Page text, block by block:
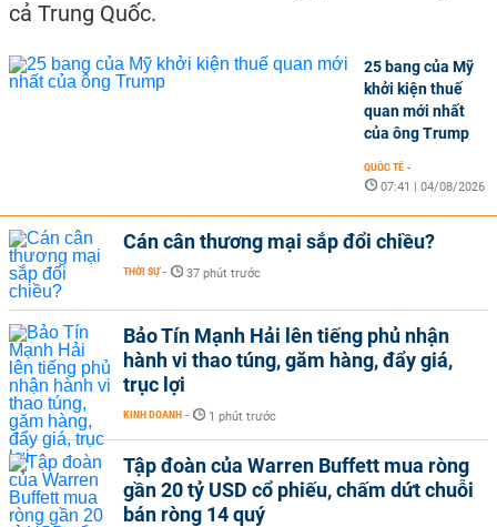
cả Trung Quốc.
25 bang của Mỹ
khởi kiện thuế
quan mới nhất
của ông Trump
QUỐC TẾ -
07:41 | 04/08/2026
Cán cân thương mại sắp đổi chiều?
THỜI SỰ - 37 phút trước
Bảo Tín Mạnh Hải lên tiếng phủ nhận
hành vi thao túng, găm hàng, đẩy giá,
trục lợi
KINH DOANH - 1 phút trước
Tập đoàn của Warren Buffett mua ròng
gần 20 tỷ USD cổ phiếu, chấm dứt chuỗi
bán ròng 14 quý